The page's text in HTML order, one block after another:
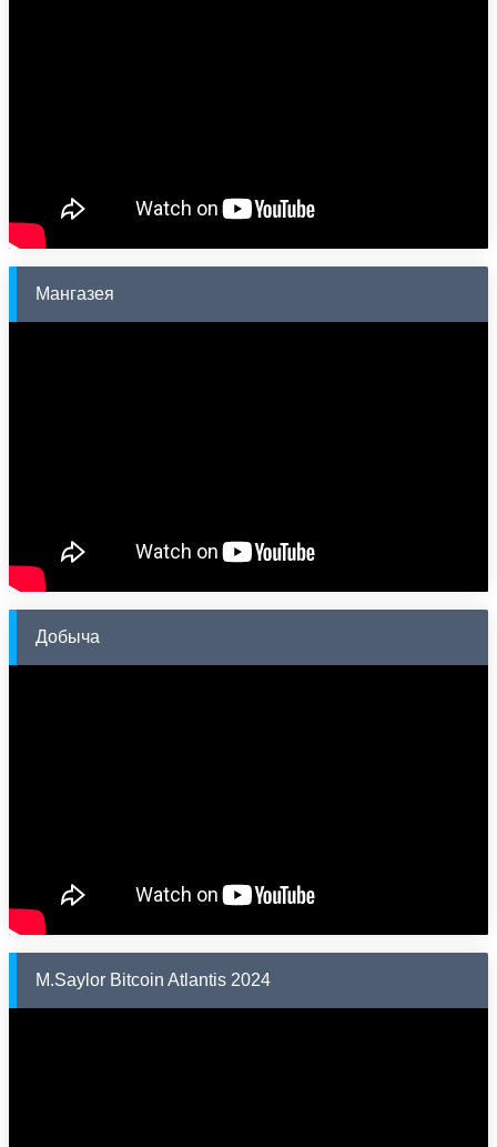
Мангазея
Добыча
M.Saylor Bitcoin Atlantis 2024